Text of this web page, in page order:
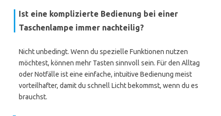
Ist eine komplizierte Bedienung bei einer
Taschenlampe immer nachteilig?
Nicht unbedingt. Wenn du spezielle Funktionen nutzen
möchtest, können mehr Tasten sinnvoll sein. Für den Alltag
oder Notfälle ist eine einfache, intuitive Bedienung meist
vorteilhafter, damit du schnell Licht bekommst, wenn du es
brauchst.